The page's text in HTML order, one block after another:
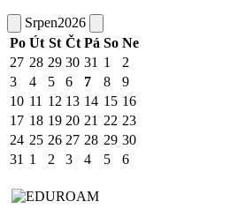
Srpen2026
Po Út St Čt Pá So Ne
27 28 29 30 31 1
2
3
4 5 6 7 8
9
10 11 12 13 14 15 16
17 18 19 20 21 22 23
24 25 26 27 28 29 30
31 1 2 3 4 5 6